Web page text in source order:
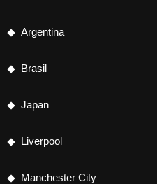
Argentina
Brasil
Japan
Liverpool
Manchester City